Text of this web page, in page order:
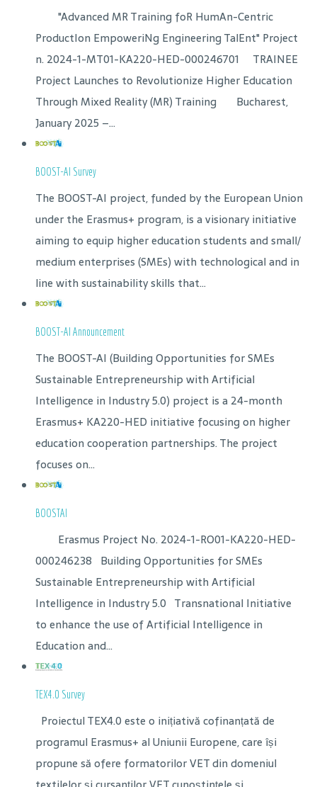
"Advanced MR Training foR HumAn-Centric
ProductIon EmpoweriNg Engineering TalEnt" Project
n. 2024-1-MT01-KA220-HED-000246701 TRAINEE
Project Launches to Revolutionize Higher Education
Through Mixed Reality (MR) Training Bucharest,
January 2025 –...
BOOST-AI Survey
The BOOST-AI project, funded by the European Union
under the Erasmus+ program, is a visionary initiative
aiming to equip higher education students and small/
medium enterprises (SMEs) with technological and in
line with sustainability skills that...
BOOST-AI Announcement
The BOOST-AI (Building Opportunities for SMEs
Sustainable Entrepreneurship with Artificial
Intelligence in Industry 5.0) project is a 24-month
Erasmus+ KA220-HED initiative focusing on higher
education cooperation partnerships. The project
focuses on...
BOOSTAI
Erasmus Project No. 2024-1-RO01-KA220-HED-
000246238 Building Opportunities for SMEs
Sustainable Entrepreneurship with Artificial
Intelligence in Industry 5.0 Transnational Initiative
to enhance the use of Artificial Intelligence in
Education and...
TEX4.0 Survey
Proiectul TEX4.0 este o inițiativă cofinanțată de
programul Erasmus+ al Uniunii Europene, care își
propune să ofere formatorilor VET din domeniul